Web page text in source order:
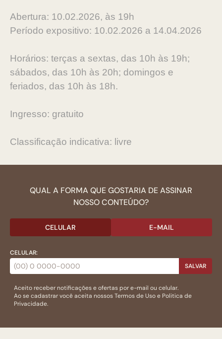
Abertura: 10.02.2026, às 19h
Período expositivo: 10.02.2026 a 14.04.2026
Horários: terças a sextas, das 10h às 19h;
sábados, das 10h às 20h; domingos e
feriados, das 10h às 18h.
Ingresso: gratuito
Classificação indicativa: livre
QUAL A FORMA QUE GOSTARIA DE ASSINAR
NOSSO CONTEÚDO?
CELULAR E-MAIL
CELULAR:
SALVAR
Aceito receber notificações e ofertas por e-mail ou celular.
Ao se cadastrar você aceita nossosTermos de Usoe Politica de
Privacidade.